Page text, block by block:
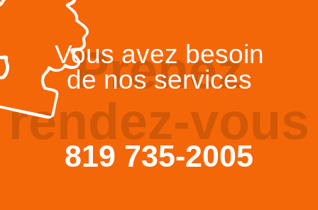
Prenez
rendez-vous
Vous avez besoin
de nos services
819 735-2005